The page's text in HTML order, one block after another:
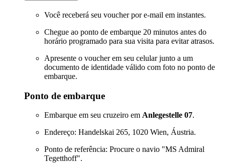
Você receberá seu voucher por e-mail em instantes.
Chegue ao ponto de embarque 20 minutos antes do
horário programado para sua visita para evitar atrasos.
Apresente o voucher em seu celular junto a um
documento de identidade válido com foto no ponto de
embarque.
Ponto de embarque
Embarque em seu cruzeiro em Anlegestelle 07.
Endereço: Handelskai 265, 1020 Wien, Áustria.
Ponto de referência: Procure o navio "MS Admiral
Tegetthoff".